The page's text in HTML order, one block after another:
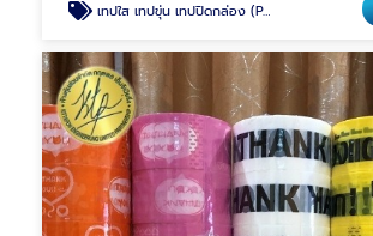
เทปใส เทปขุ่น เทปปิดกล่อง (Packing Tape)